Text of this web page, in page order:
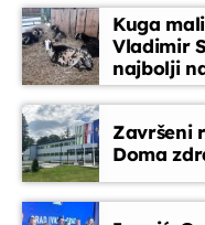
Kuga
Vladimir
najbolji
bolesti
Završeni
Doma